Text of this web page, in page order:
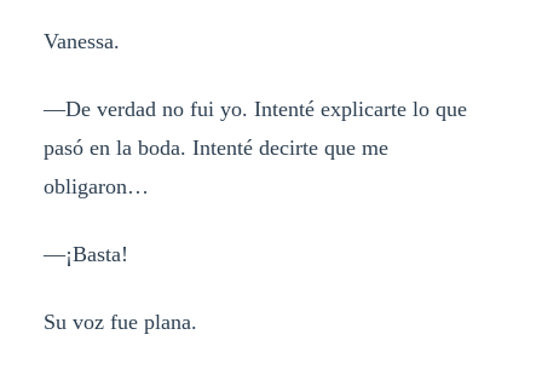
Vanessa.
—De verdad no fui yo. Intenté explicarte lo que
pasó en la boda. Intenté decirte que me
obligaron…
—¡Basta!
Su voz fue plana.